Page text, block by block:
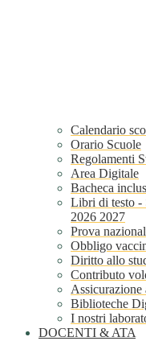
Calendario
Orario Scuole
Regolamenti
Area Digitale
Bacheca
Libri di testo -
2026 2027
Prova
Obbligo
Diritto allo
Contributo
Assicurazione
Biblioteche
I nostri
DOCENTI & ATA